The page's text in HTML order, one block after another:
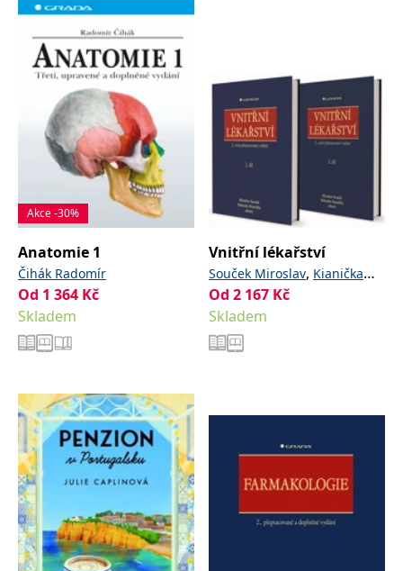
Akce -30%
Anatomie 1
Čihák Radomír
Od 1 364 Kč
Skladem
Vnitřní lékařství
Souček Miroslav, Kianička
Bohuslav, a kolektiv
Od 2 167 Kč
Skladem